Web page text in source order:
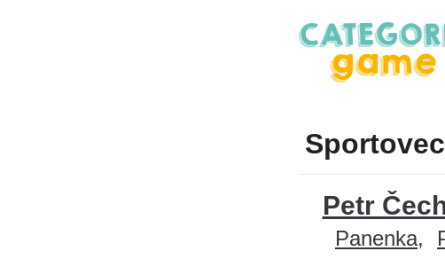
Petr
Panenka